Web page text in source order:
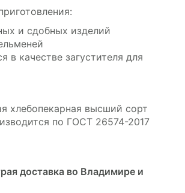
и сдобных изделий
в качестве загустителя для
хлебопекарная высший сорт
по ГОСТ 26574-2017
доставка во Владимире и